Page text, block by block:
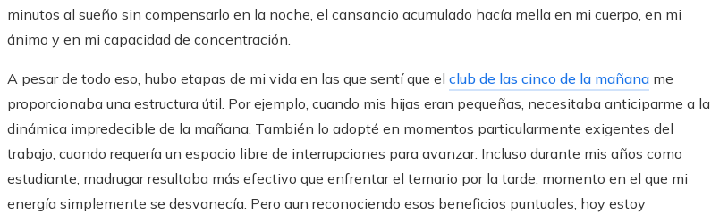
minutos al sueño sin compensarlo en la noche, el cansancio acumulado hacía mella en mi cuerpo, en mi
ánimo y en mi capacidad de concentración.
A pesar de todo eso, hubo etapas de mi vida en las que sentí que el club de las cinco de la mañana me
proporcionaba una estructura útil. Por ejemplo, cuando mis hijas eran pequeñas, necesitaba anticiparme a la
dinámica impredecible de la mañana. También lo adopté en momentos particularmente exigentes del
trabajo, cuando requería un espacio libre de interrupciones para avanzar. Incluso durante mis años como
estudiante, madrugar resultaba más efectivo que enfrentar el temario por la tarde, momento en el que mi
energía simplemente se desvanecía. Pero aun reconociendo esos beneficios puntuales, hoy estoy